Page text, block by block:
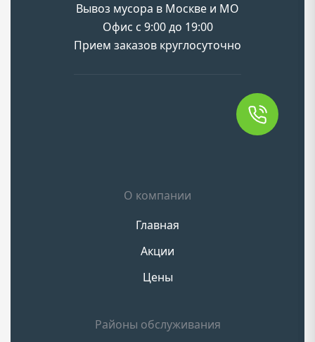
Вывоз мусора в Москве и МО
Офис с 9:00 до 19:00
Прием заказов круглосуточно
О компании
Главная
Акции
Цены
Районы обслуживания